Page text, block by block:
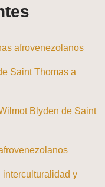
afrovenezolanos
Saint Thomas a
Blyden de Saint
y